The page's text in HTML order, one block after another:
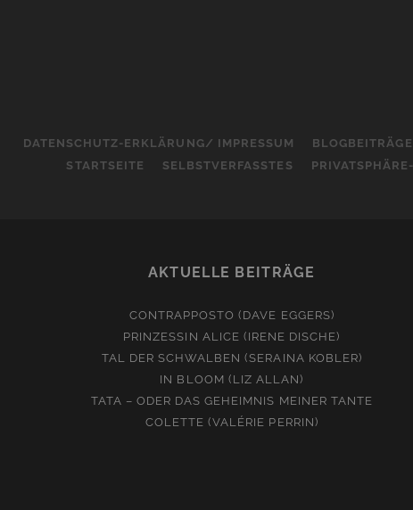
DATENSCHUTZ-ERKLÄRUNG/ IMPRESSUM BLOGBEITRÄGE
STARTSEITE
SELBSTVERFASSTES
AKTUELLE BEITRÄGE
CONTRAPPOSTO (DAVE EGGERS)
PRINZESSIN ALICE (IRENE DISCHE)
TAL DER SCHWALBEN (SERAINA KOBLER)
IN BLOOM (LIZ ALLAN)
TATA – ODER DAS GEHEIMNIS MEINER TANTE
COLETTE (VALÉRIE PERRIN)